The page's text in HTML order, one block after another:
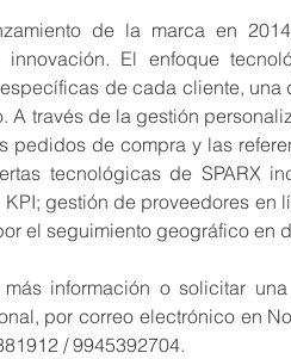
de la marca en
El enfoque
de cada cliente, una
A través de la gestión
pedidos de compra y las
tecnológicas de SPARX
gestión de proveedores en
el seguimiento geográfico en
más información o solicitar
por correo electrónico en
/ 9945392704.